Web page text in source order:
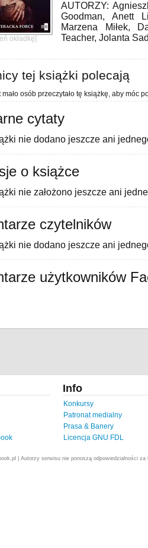
okładkę]
AUTORZY:
Goodman, Anett
Marzena Miłek,
Teacher, Jolanta
tej książki polecają
mało osób przeczytało tę książkę, aby móc
cytaty
nie dodano jeszcze ani
o książce
nie założono jeszcze ani
czytelników
nie dodano jeszcze ani
użytkowników
Info
Konkursy
Patronat medialny
Prasa & Banery
Licencja GNU FDL
| Autorzy serwisu nie ponoszą odpowiedzialności